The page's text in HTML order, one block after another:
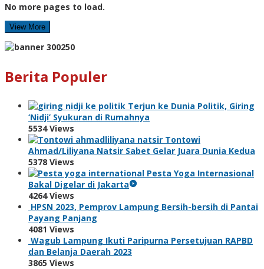
No more pages to load.
View More
Berita Populer
Terjun ke Dunia Politik, Giring
‘Nidji’ Syukuran di Rumahnya
5534 Views
Tontowi
Ahmad/Liliyana Natsir Sabet Gelar Juara Dunia Kedua
5378 Views
Pesta Yoga Internasional
Bakal Digelar di Jakarta
4264 Views
HPSN 2023, Pemprov Lampung Bersih-bersih di Pantai
Payang Panjang
4081 Views
Wagub Lampung Ikuti Paripurna Persetujuan RAPBD
dan Belanja Daerah 2023
3865 Views